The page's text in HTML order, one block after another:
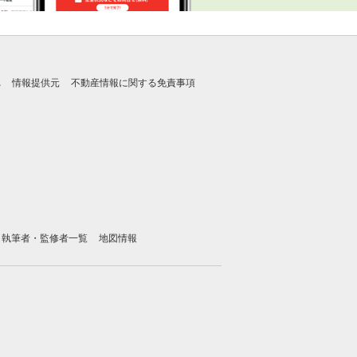
情報提供元 不動産情報に関する免責事項
執筆者・監修者一覧 地図情報